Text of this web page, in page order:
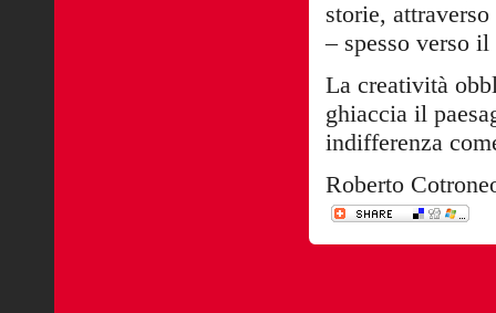
storie,
– spesso verso
La creatività
ghiaccia il
indifferenza
Roberto